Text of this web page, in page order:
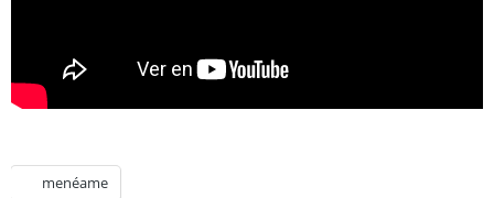
menéame